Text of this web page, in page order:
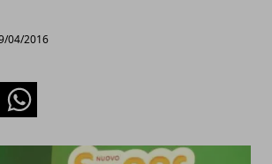
04/2016
Whatsapp